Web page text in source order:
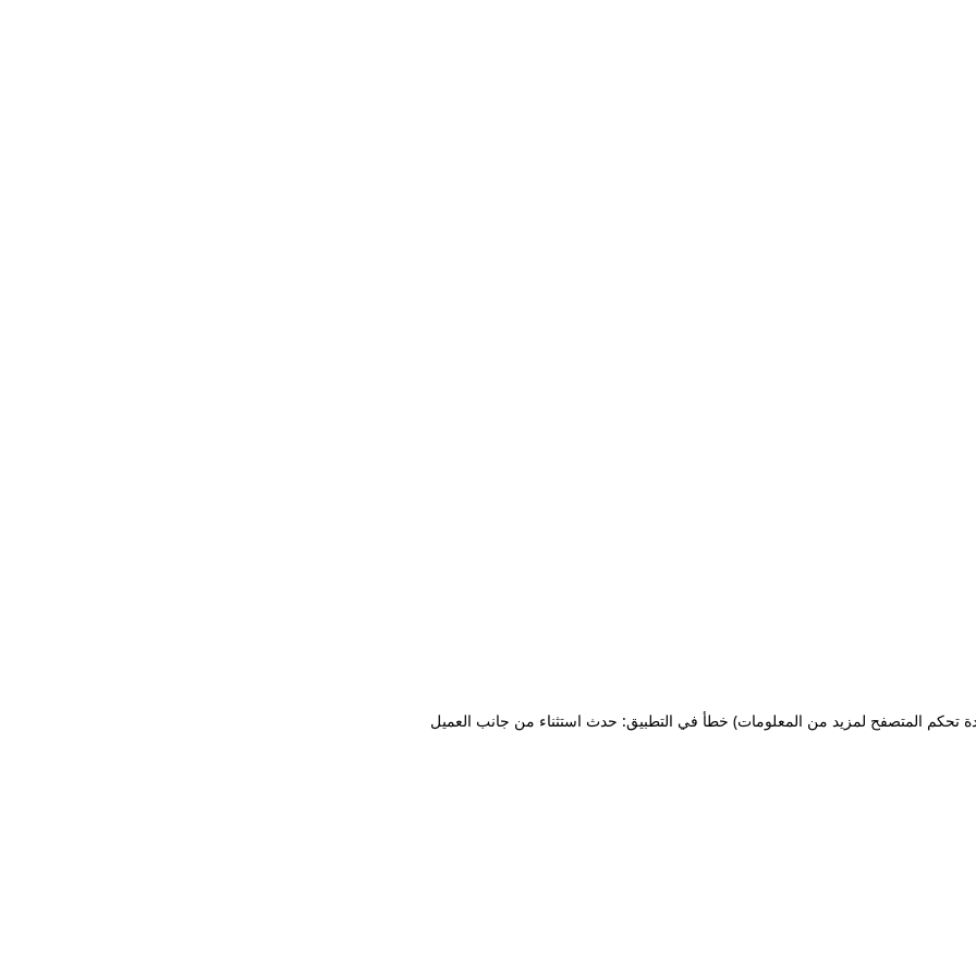
خطأ في التطبيق: حدث استثناء من جانب العميل تحكم المتصفح لمزيد من المعلومات)